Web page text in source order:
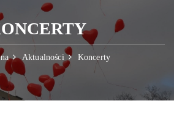
Aktualności Koncerty